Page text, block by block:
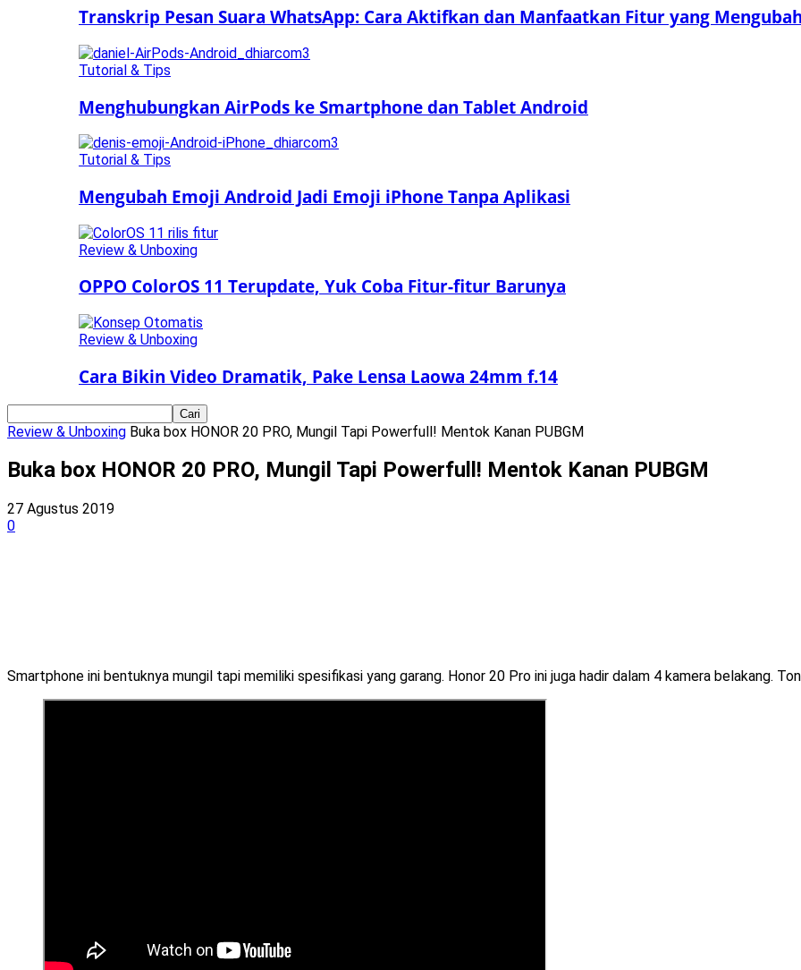
Transkrip Pesan Suara WhatsApp: Cara Aktifkan dan Manfaatkan Fitur yang
Tutorial & Tips
Menghubungkan AirPods ke Smartphone dan Tablet Android
Tutorial & Tips
Mengubah Emoji Android Jadi Emoji iPhone Tanpa Aplikasi
Review & Unboxing
OPPO ColorOS 11 Terupdate, Yuk Coba Fitur-fitur Barunya
Review & Unboxing
Cara Bikin Video Dramatik, Pake Lensa Laowa 24mm f.14
Review & Unboxing Buka box HONOR 20 PRO, Mungil Tapi Powerfull! Mentok Kanan PUBGM
Buka box HONOR 20 PRO, Mungil Tapi Powerfull! Mentok Kanan PUBGM
27 Agustus 2019
0
Smartphone ini bentuknya mungil tapi memiliki spesifikasi yang garang. Honor 20 Pro ini juga hadir dalam 4 kamera belakang.